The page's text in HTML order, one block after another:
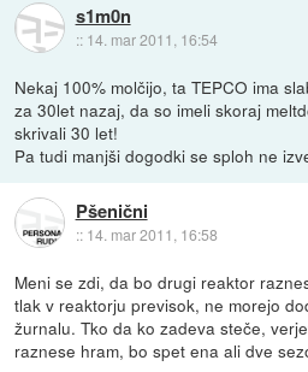
s1m0n
:: 14. mar 2011, 16:54
Nekaj 100% molčijo, ta TEPCO ima
za 30let nazaj, da so imeli skoraj
skrivali 30 let!
Pa tudi manjši dogodki se sploh ne
Pšenični
:: 14. mar 2011, 16:58
Meni se zdi, da bo drugi reaktor
tlak v reaktorju previsok, ne morejo
žurnalu. Tko da ko zadeva steče,
raznese hram, bo spet ena ali dve